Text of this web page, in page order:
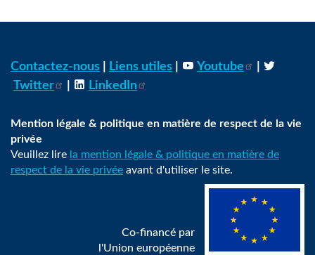
Contactez-nous Liens utiles Youtube
Twitter
LinkedIn
Mention légale & politique en matière de respect de la vie
privée
Veuillez lire la mention légale & politique en matière de
respect de la vie privée avant d'utiliser le site.
Co-financé par
l'Union européenne